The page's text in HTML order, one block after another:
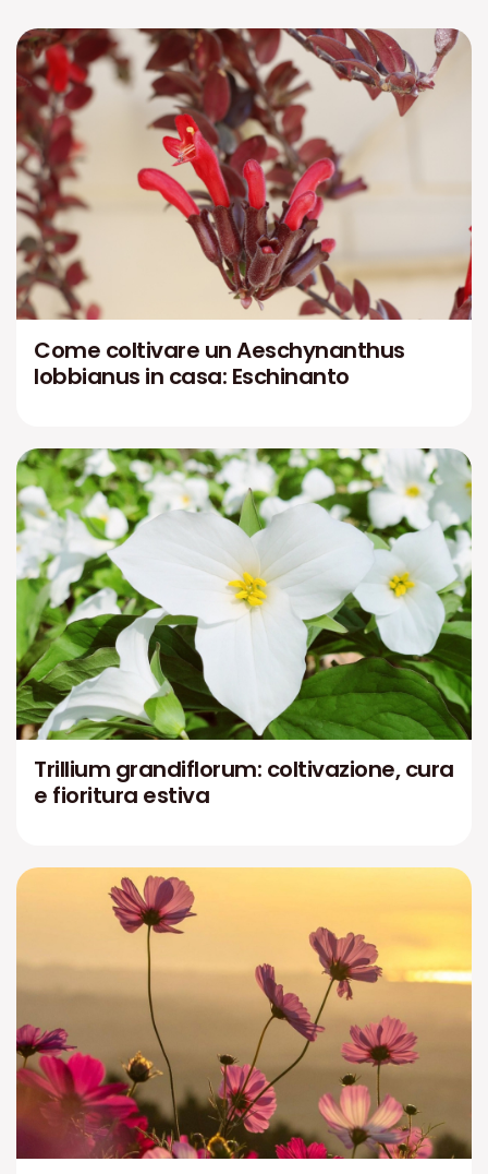
Come coltivare un Aeschynanthus
lobbianus in casa: Eschinanto
Trillium grandiflorum: coltivazione, cura
e fioritura estiva